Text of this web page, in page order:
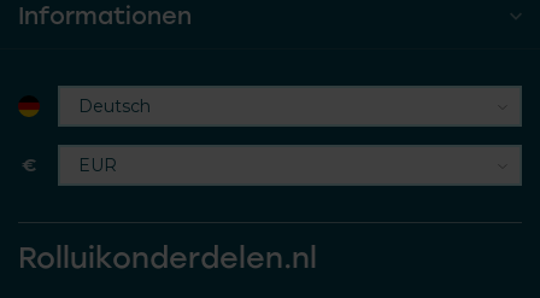
Informationen
€
Rolluikonderdelen.nl